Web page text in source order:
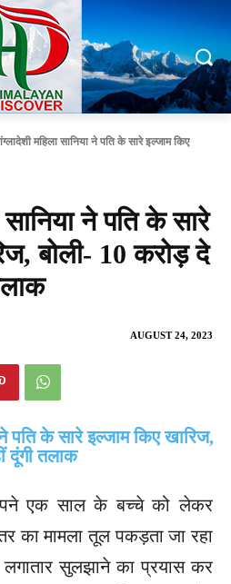
महिला सानिया ने पति के सारे इल्जाम किए
सानिया ने पति के सारे
बोली- 10 करोड़ दे
AUGUST 24, 2023
एक साल के बच्चे को लेकर
का मामला तूल पकड़ता जा रहा
सुलझाने का प्रयास कर